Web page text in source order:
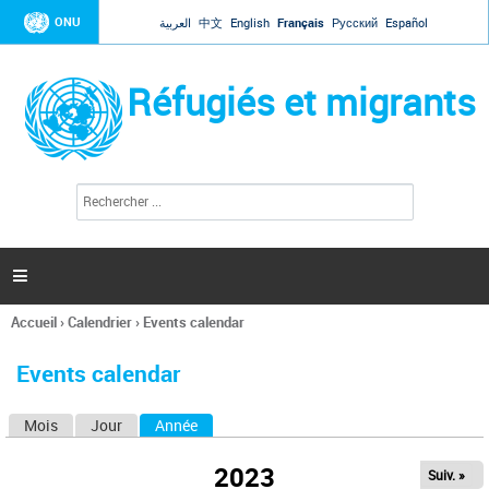
Jump to navigation
ONU العربية 中文 English Français Русский Español
Réfugiés et migrants
l
c
h
e

Vous
ici
Accueil›Calendrier› Events calendar
Events calendar
Mois Jour Année
2023 Suiv. »